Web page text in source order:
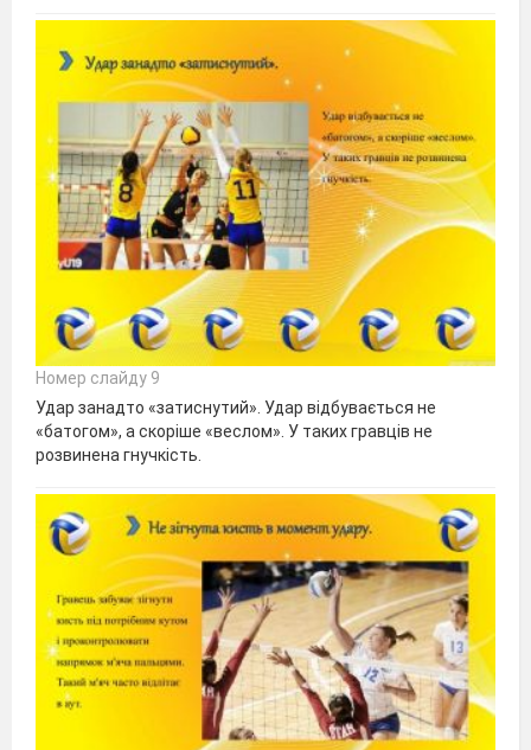
Номер слайду 9
Удар занадто «затиснутий». Удар відбувається не
«батогом», а скоріше «веслом». У таких гравців не
розвинена гнучкість.